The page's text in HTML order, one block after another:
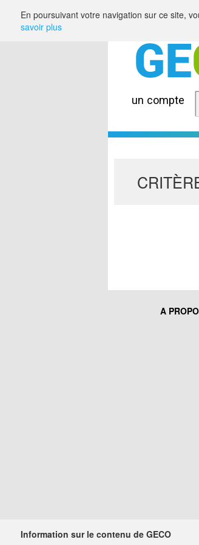
un compte
A
En poursuivant votre navigation sur ce site,
savoir plus
Information sur le contenu de GECO